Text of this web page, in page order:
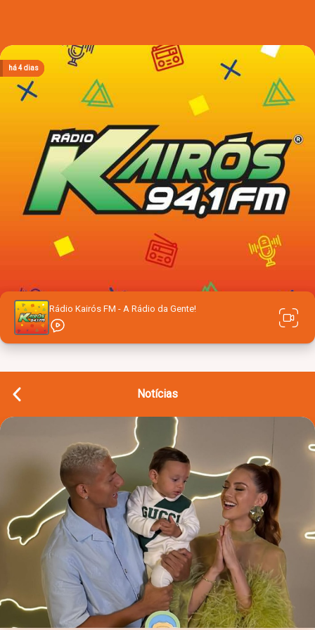
Rádio Kairós FM - A Rádio da Gente!
Notícias
há 3 dias
há 3 dias
há 3 dias
há 4 dias
há 4 dias